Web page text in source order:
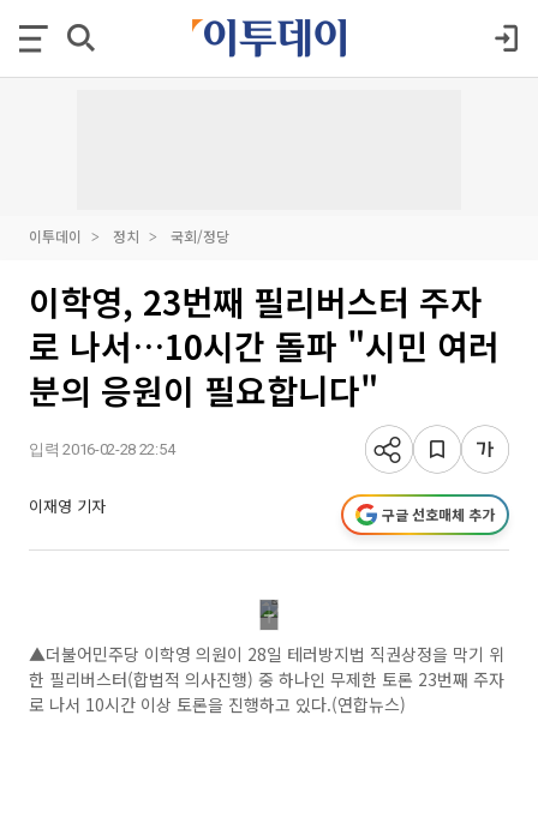
이투데이 정치 국회/정당
이학영, 23번째 필리버스터 주자
로 나서…10시간 돌파 "시민 여러
분의 응원이 필요합니다"
입력 2016-02-28 22:54
이재영 기자 구글 선호매체 추가
▲더불어민주당 이학영 의원이 28일 테러방지법 직권상정을 막기 위
한 필리버스터(합법적 의사진행) 중 하나인 무제한 토론 23번째 주자
로 나서 10시간 이상 토론을 진행하고 있다.(연합뉴스)